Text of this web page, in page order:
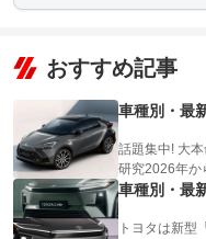
おすすめ記事
車種別・最
話題集中! 大
研究2026年
車種別・最
トヨタは新型